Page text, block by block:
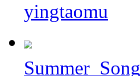
yingtaomu
Summer_Song